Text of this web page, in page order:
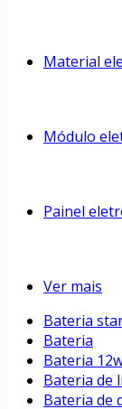
Material
Módulo
Painel
Ver mais
Bateria
Bateria
Bateria
Bateria de
Bateria de